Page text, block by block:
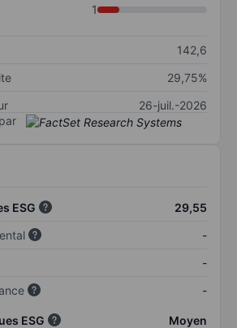
1
142,6
29,75%
26-juil.-2026
ESG
29,55
-
-
-
ESG Moyen